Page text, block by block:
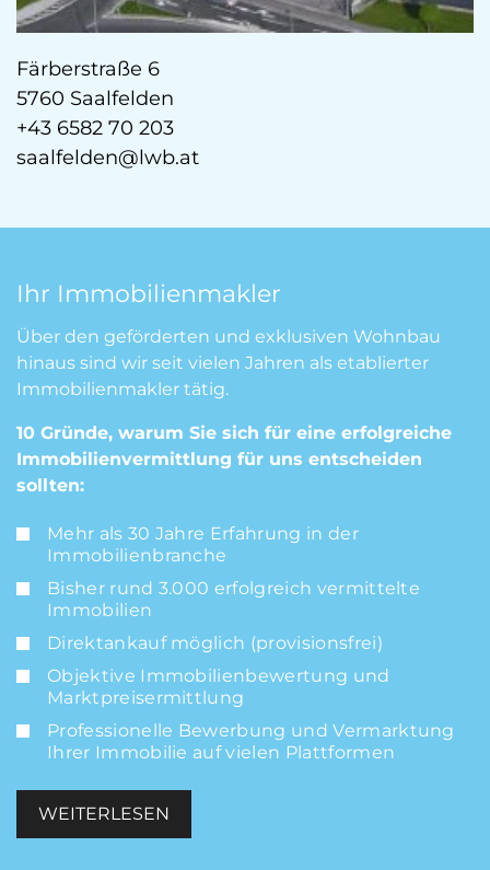
Färberstraße 6
5760 Saalfelden
+43 6582 70 203
saalfelden@lwb.at
Ihr Immobilienmakler
Über den geförderten und exklusiven Wohnbau
hinaus sind wir seit vielen Jahren als etablierter
Immobilienmakler tätig.
10 Gründe, warum Sie sich für eine erfolgreiche
Immobilienvermittlung für uns entscheiden
sollten:
Mehr als 30 Jahre Erfahrung in der
Immobilienbranche
Bisher rund 3.000 erfolgreich vermittelte
Immobilien
Direktankauf möglich (provisionsfrei)
Objektive Immobilienbewertung und
Marktpreisermittlung
Professionelle Bewerbung und Vermarktung
Ihrer Immobilie auf vielen Plattformen
WEITERLESEN